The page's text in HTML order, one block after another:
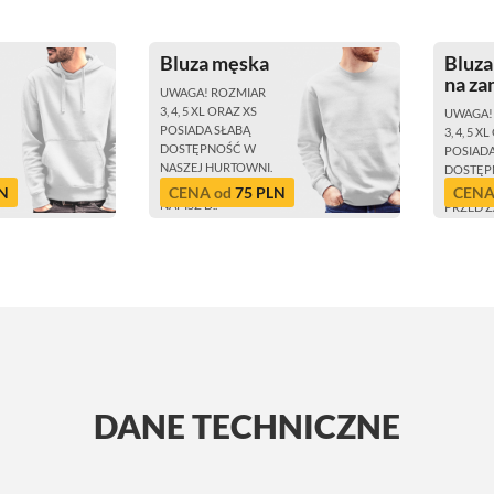
Bluza męska
UWAGA! ROZMIAR
3, 4, 5 XL ORAZ XS
POSIADA SŁABĄ
DOSTĘPNOŚĆ W
NASZEJ HURTOWNI.
PRZED ZAKUPEM
NAPISZ D..
CENA od 75 PLN
na
3, 4, 5 XL
PRZED
DANE TECHNICZNE